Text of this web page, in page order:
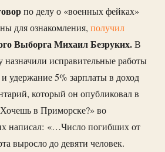
по делу о «военных фейках»
для ознакомления, получил
Выборга Михаил Безруких.В
назначили исправительные работы
удержание 5% зарплаты в доход
который он опубликовал в
в Приморске?» во
написал: «…Число погибших от
выросло до девяти человек.